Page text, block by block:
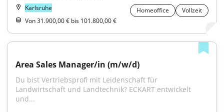
Karlsruhe Homeoffice
Vollzeit
Von 31.900,00 € bis 101.800,00 €
Area Sales Manager/in (m/w/d)
Du bist Vertriebsprofi mit Leidenschaft für
Landwirtschaft und Landtechnik? ECKART entwickelt
und...